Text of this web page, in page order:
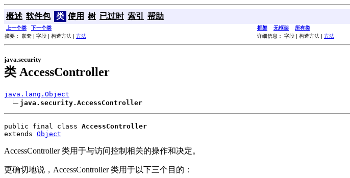
概述 软件包 类 使用 树 已过时 索引 帮助
上一个类 下一个类 框架 无框架
所有类
摘要： 嵌套 | 字段 | 构造方法 | 方法 详细信息： 字段 | 构造方法 | 方法
java.security
类 AccessController
java.lang.Object
java.security.AccessController
public final class AccessController
extends Object
AccessController 类用于与访问控制相关的操作和决定。
更确切地说，AccessController 类用于以下三个目的：